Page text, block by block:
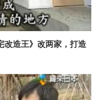
改造王》改两家，打造